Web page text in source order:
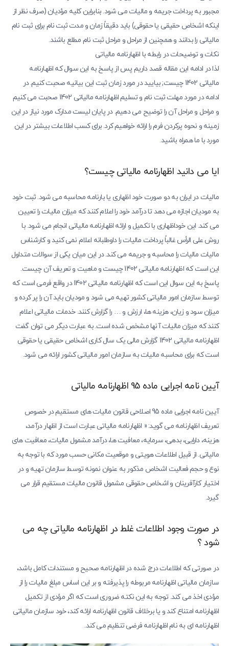
مجبور به پرداخت جریمه و مالیات می شود. بنابراین کلیه مؤدیان (صرف نظر از
اینکه اشخاص حقیقی یا حقوقی) باید دقیقاً زمان و مدت ثبت نام برای ثبت نام
مالیاتی را بدانند و همچنین از مراحل و مراحل ثبت نام مطلع باشند.
نکات و توضیحات در رابطه با اظهارنامه مالیاتی
لذا در ادامه این مقاله قصد داریم پس از پاسخ به این سوال که اظهارنامه
مالیاتی 1402 چیست; بیایید در مورد زمان ثبت این بیانیه صحبت کنیم. در
ادامه در مورد مهلت ثبت نام و تسلیم اظهارنامه مالیاتی 1402 صحبت می کنیم
و مراحل و مراحل آن را توضیح می دهیم. در پایان لیست مدارک مورد نیاز در این
زمینه و نحوه پرکردن فرم را ارائه خواهیم کرد. برای کسب اطلاعات بیشتر در این
مورد با ما همراه باشید.
ایا می دانید اظهارنامه مالیاتی چیست؟
مالیات در ایران به دو صورت خود اظهاری یا بارنامه محاسبه می شود. ثبت خود
به مودیان اجازه می دهد تا درآمد خود را اعلام کنند که میزان مالیات را تعیین
می کند. این خوداظهاری با تکمیل و ارائه اظهارنامه مالیاتی انجام می شود. با
روش علی الرأس غالباً پرداخت مالیات را داوطلبانه اعلام نمی کنید و کارشناس
مالیات مالیات را محاسبه و جریمه می کند. در این میان یکی از سوالات متداول
این است که اظهارنامه مالیاتی 1402 چیست و ماهیت و تعریف آن چیست.
پاسخ به این سوال این است که اظهارنامه مالیاتی 1402 در واقع فرمی است که
توسط سازمان امور مالیاتی کشور تهیه می شود و مودیان باید آن را پر کرده و
میزان سود و زیان، هزینه ها، ارزش و … را گزارش کنند. خدمات مالیاتی اعلام
کنند که میزان مالیات آنها مشخص شده است. به عبارت دیگر می توان گفت
اظهارنامه مالیاتی 1402 گزارش مالی یک سال کاری اشخاص حقیقی یا حقوقی
است که برای محاسبه مالیات به سازمان امور مالیاتی کشور ارائه می شود.
آیین نامه اجرایی ماده 95 اظهارنامه مالیاتی
آیین نامه اجرایی ماده 95 اصلاحی قانون مالیات های مستقیم در خصوص
تعریف اظهارنامه می گوید: « اظهارنامه مالیاتی عبارت است از اظهار درآمد،
هزینه، دارایی، بدهی، سرمایه، معافیت ها، درآمد مشمول مالیات، معافیت های
مالیاتی. از قبیل اطلاعات هویتی و موقعیت مکانی حسب مورد که با توجه به
نوع و حجم فعالیت اشخاص مذکور به عنوان نمونه توسط سازمان تهیه و در
اختیار کارآفرینان و اشخاص حقوقی مشمول قانون مالیات مستقیم قرار می
گیرد.
در صورت وجود اطلاعات غلط در اظهارنامه مالیاتی چه می
شود ؟
در صورتی که اطلاعات درج شده در اظهارنامه صحیح و مستندات کامل باشد،
سازمان مالیاتی اظهارنامه مربوطه را پذیرفته و بر این اساس مبلغ مالیات را از
مؤدی اخذ می کند. توجه به این نکته ضروری است که اگر مؤدی از تکمیل
اظهارنامه امتناع کند و یا برخلاف قانون اظهارنامه ارائه کند، خود سازمان مالیاتی
اظهارنامه ای به نام اظهارنامه فرضی تنظیم می کند.